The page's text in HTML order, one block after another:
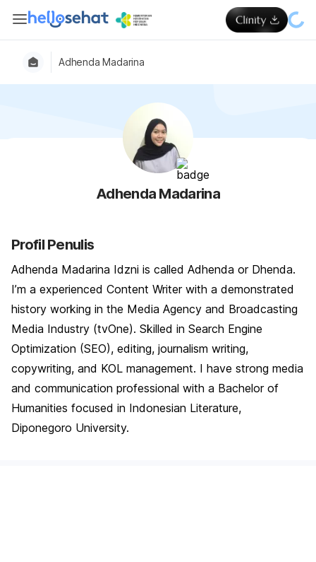
Adhenda Madarina
Adhenda Madarina
Profil Penulis
Adhenda Madarina Idzni is called Adhenda or Dhenda.
I’m a experienced Content Writer with a demonstrated
history working in the Media Agency and Broadcasting
Media Industry (tvOne). Skilled in Search Engine
Optimization (SEO), editing, journalism writing,
copywriting, and KOL management. I have strong media
and communication professional with a Bachelor of
Humanities focused in Indonesian Literature,
Diponegoro University.